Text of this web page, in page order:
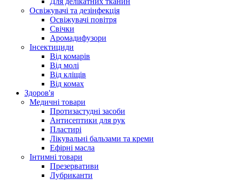
Освіжувачі та дезінфекція
Освіжувачі повітря
Свічки
Аромадифузори
Інсектициди
Від комарів
Від молі
Від кліщів
Від комах
Здоров'я
Медичні товари
Протизастудні засоби
Антисептики для рук
Пластирі
Лікувальні бальзами та креми
Ефірні масла
Інтимні товари
Презервативи
Лубриканти